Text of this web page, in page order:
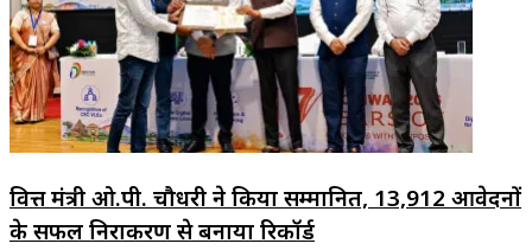
वित्त मंत्री ओ.पी. चौधरी ने किया सम्मानित, 13,912 आवेदनों
के सफल निराकरण से बनाया रिकॉर्ड